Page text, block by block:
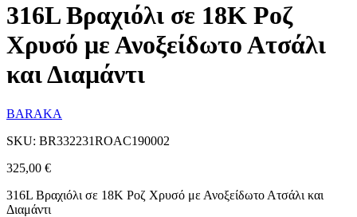
316L Βραχιόλι σε 18Κ Ροζ
Χρυσό με Ανοξείδωτο Ατσάλι
και Διαμάντι
BARAKA
SKU: BR332231ROAC190002
325,00 €
316L Βραχιόλι σε 18Κ Ροζ Χρυσό με Ανοξείδωτο Ατσάλι και
Διαμάντι